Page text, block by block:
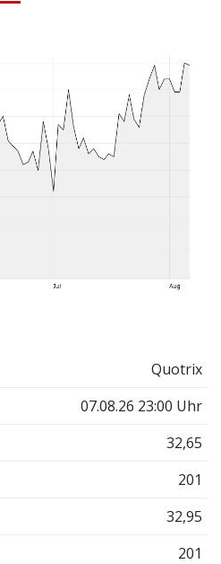
Quotrix
07.08.26 23:00 Uhr
32,65
201
32,95
201